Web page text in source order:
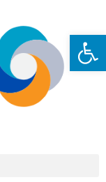
פתח סרגל נגישות